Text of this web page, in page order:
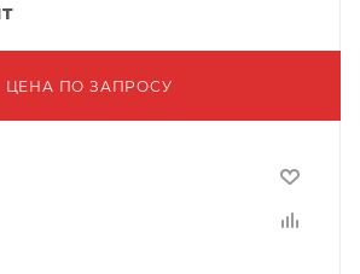
ЦЕНА ПО ЗАПРОСУ